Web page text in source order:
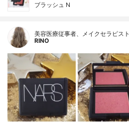
ブラッシュ N
美容医療従事者、メイクセラピスト
RINO